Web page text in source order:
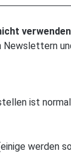
ist
werden